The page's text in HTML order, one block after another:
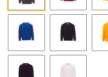
ANTHRAZIT BORDEAUX
KÖNIGSBLAUMARINEBLAU